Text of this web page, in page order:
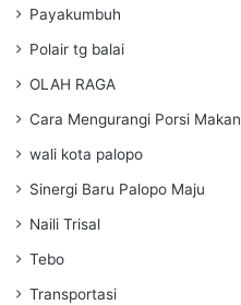
Payakumbuh
Polair tg balai
OLAH RAGA
Cara Mengurangi Porsi Makan
wali kota palopo
Sinergi Baru Palopo Maju
Naili Trisal
Tebo
Transportasi